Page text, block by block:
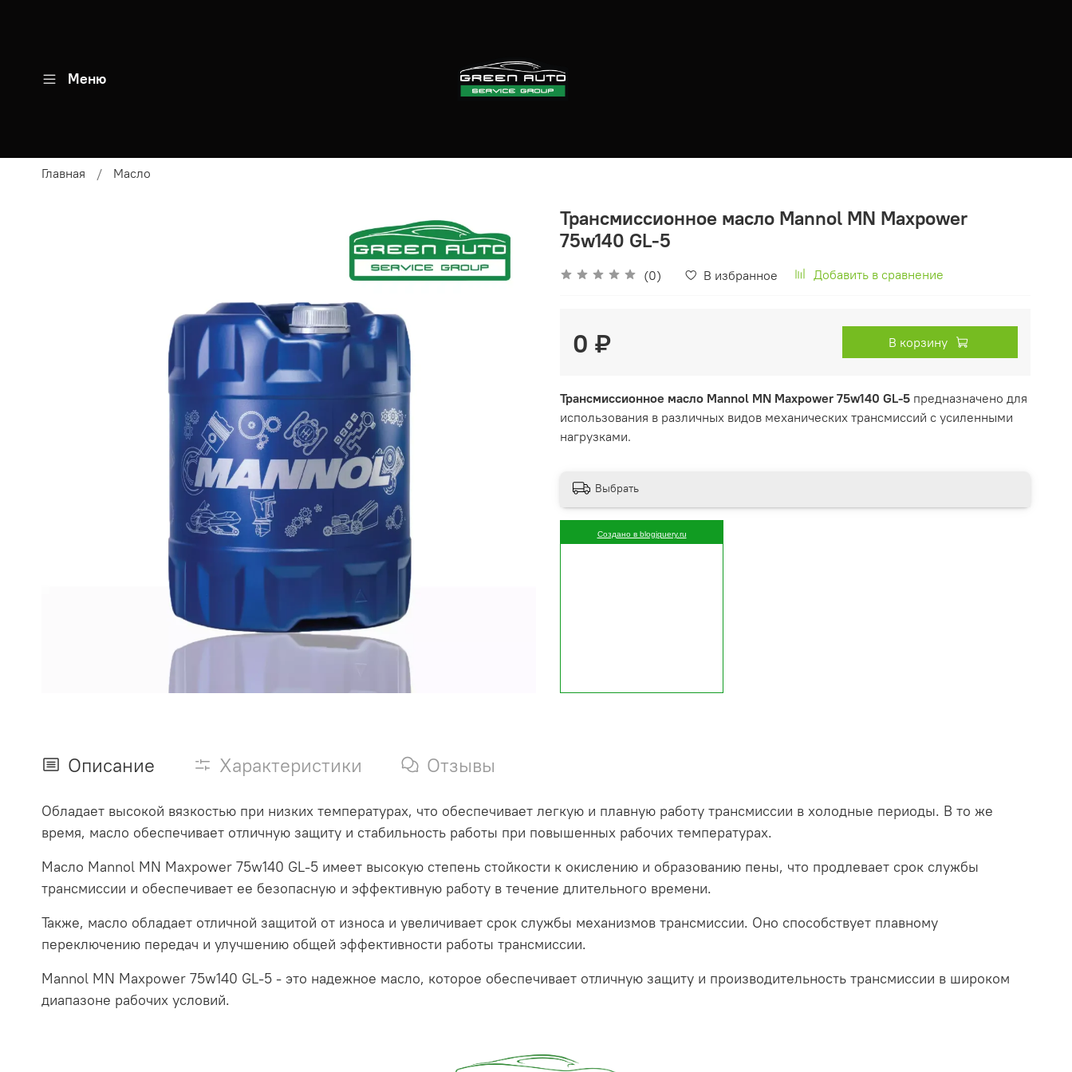
Меню
Главная Масло
Трансмиссионное масло Mannol MN Maxpower
75w140 GL-5
(0) В избранное Добавить в сравнение
0 ₽ В корзину
Трансмиссионное масло Mannol MN Maxpower 75w140 GL-5 предназначено для
использования в различных видов механических трансмиссий с усиленными
нагрузками.
Выбрать
Создано в blogjquery.ru
Описание Характеристики Отзывы
Обладает высокой вязкостью при низких температурах, что обеспечивает легкую и плавную работу трансмиссии в холодные периоды. В то же
время, масло обеспечивает отличную защиту и стабильность работы при повышенных рабочих температурах.
Масло Mannol MN Maxpower 75w140 GL-5 имеет высокую степень стойкости к окислению и образованию пены, что продлевает срок службы
трансмиссии и обеспечивает ее безопасную и эффективную работу в течение длительного времени.
Также, масло обладает отличной защитой от износа и увеличивает срок службы механизмов трансмиссии. Оно способствует плавному
переключению передач и улучшению общей эффективности работы трансмиссии.
Mannol MN Maxpower 75w140 GL-5 - это надежное масло, которое обеспечивает отличную защиту и производительность трансмиссии в широком
диапазоне рабочих условий.